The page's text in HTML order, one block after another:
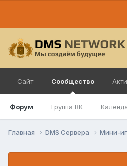
Сайт Сообщество
Форум Группа ВК
Главная DMS Сервера Мини-